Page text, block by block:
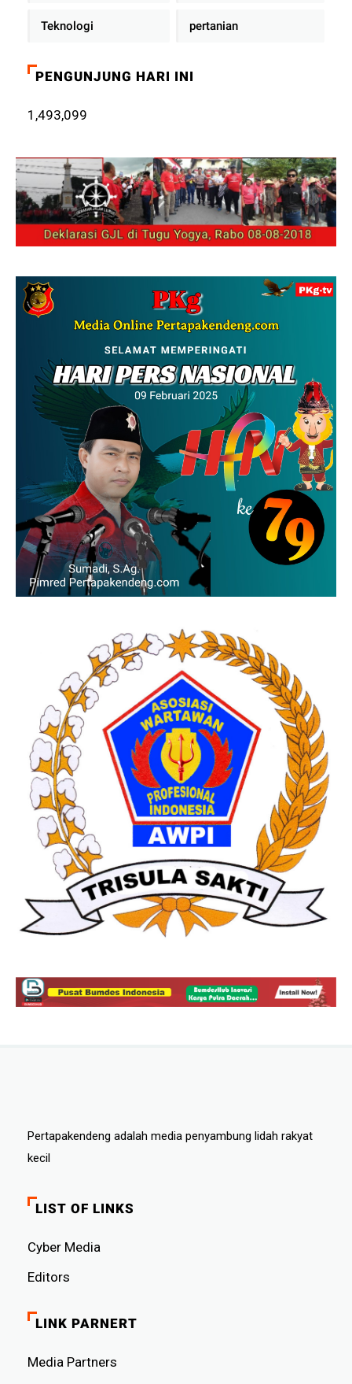
Teknologi pertanian
PENGUNJUNG HARI INI
1,493,099
Pertapakendeng adalah media penyambung lidah rakyat
kecil
LIST OF LINKS
Cyber ​​Media
Editors
LINK PARNERT
Media Partners